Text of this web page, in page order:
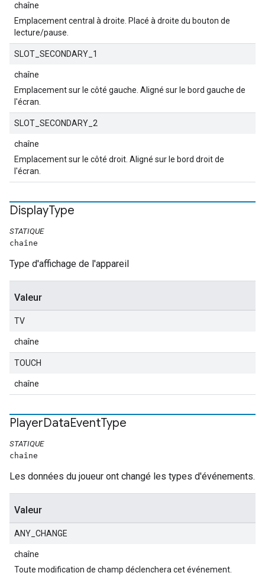
chaîne
Emplacement central à droite. Placé à droite du bouton de
lecture/pause.
SLOT_SECONDARY_1
chaîne
Emplacement sur le côté gauche. Aligné sur le bord gauche de
l'écran.
SLOT_SECONDARY_2
chaîne
Emplacement sur le côté droit. Aligné sur le bord droit de
l'écran.
DisplayType
STATIQUE
chaîne
Type d'affichage de l'appareil
Valeur
TV
chaîne
TOUCH
chaîne
PlayerDataEventType
STATIQUE
chaîne
Les données du joueur ont changé les types d'événements.
Valeur
ANY_CHANGE
chaîne
Toute modification de champ déclenchera cet événement.